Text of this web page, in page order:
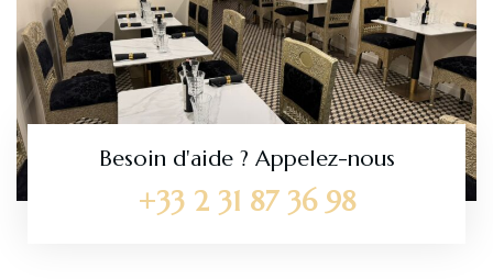
Besoin d'aide ? Appelez-nous
+33 2 31 87 36 98